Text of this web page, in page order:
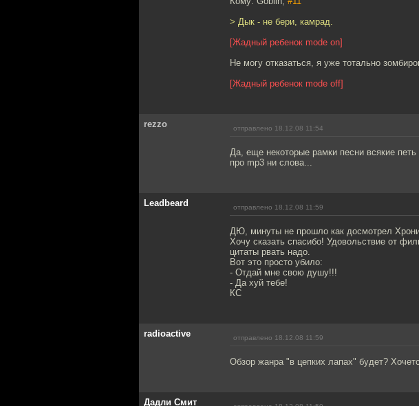
> Дык - не бери, камрад.
[Жадный ребенок mode on]
Не могу отказаться, я уже тотально
[Жадный ребенок mode off]
rezzo отправлено 18.12.08 11:54
Да, еще некоторые рамки песни всякие
про mp3 ни слова...
Leadbeard отправлено 18.12.08 11:59
ДЮ, минуты не прошло как досмотрел
Хочу сказать спасибо! Удовольствие от
цитаты рвать надо.
Вот это просто убило:
- Отдай мне свою душу!!!
- Да хуй тебе!
КС
radioactive отправлено 18.12.08 11:59
Обзор жанра "в цепких лапах" будет?
Дадли Смит